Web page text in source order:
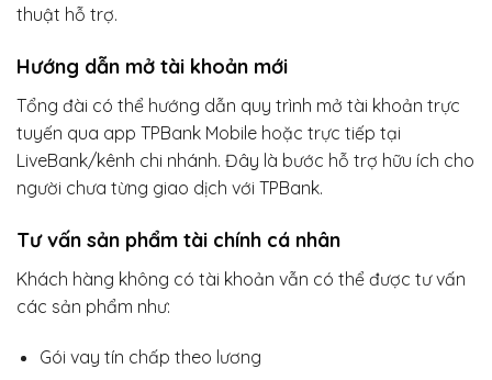
thuật hỗ trợ.
Hướng dẫn mở tài khoản mới
Tổng đài có thể hướng dẫn quy trình mở tài khoản trực
tuyến qua app TPBank Mobile hoặc trực tiếp tại
LiveBank/kênh chi nhánh. Đây là bước hỗ trợ hữu ích cho
người chưa từng giao dịch với TPBank.
Tư vấn sản phẩm tài chính cá nhân
Khách hàng không có tài khoản vẫn có thể được tư vấn
các sản phẩm như:
Gói vay tín chấp theo lương